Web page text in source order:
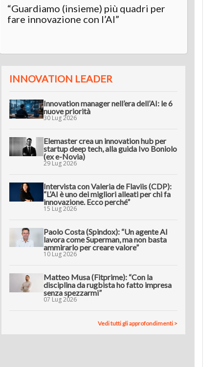
“Guardiamo (insieme) più quadri per
fare innovazione con l’AI”
INNOVATION LEADER
Innovation manager nell’era dell’AI: le 6
nuove priorità
30 Lug 2026
Elemaster crea un innovation hub per
startup deep tech, alla guida Ivo Boniolo
(ex e-Novia)
29 Lug 2026
Intervista con Valeria de Flaviis (CDP):
“L’AI è uno dei migliori alleati per chi fa
innovazione. Ecco perché”
15 Lug 2026
Paolo Costa (Spindox): “Un agente AI
lavora come Superman, ma non basta
ammirarlo per creare valore”
10 Lug 2026
Matteo Musa (Fitprime): “Con la
disciplina da rugbista ho fatto impresa
senza spezzarmi”
07 Lug 2026
Vedi tutti gli approfondimenti >